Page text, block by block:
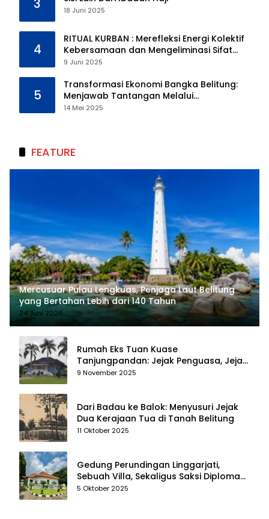
3 18 Juni 2025
4
RITUAL KURBAN : Merefleksi Energi Kolektif
Kebersamaan dan Mengeliminasi Sifat
Kebinatangan Manusia
9 Juni 2025
5
Transformasi Ekonomi Bangka Belitung:
Menjawab Tantangan Melalui
Pengelolaan Sumber Daya Alam yang
14 Mei 2025
FEATURE
Mercusuar Pulau Lengkuas, Penjaga Laut Belitung
yang Bertahan Lebih dari 140 Tahun
24 Juni 2026
Rumah Eks Tuan Kuase
Tanjungpandan: Jejak Penguasa, Jejak
Kenangan
9 November 2025
Dari Badau ke Balok: Menyusuri Jejak
Dua Kerajaan Tua di Tanah Belitung
11 Oktober 2025
Gedung Perundingan Linggarjati,
Sebuah Villa, Sekaligus Saksi Diplomasi
yang Mengubah Arah Bangsa
5 Oktober 2025